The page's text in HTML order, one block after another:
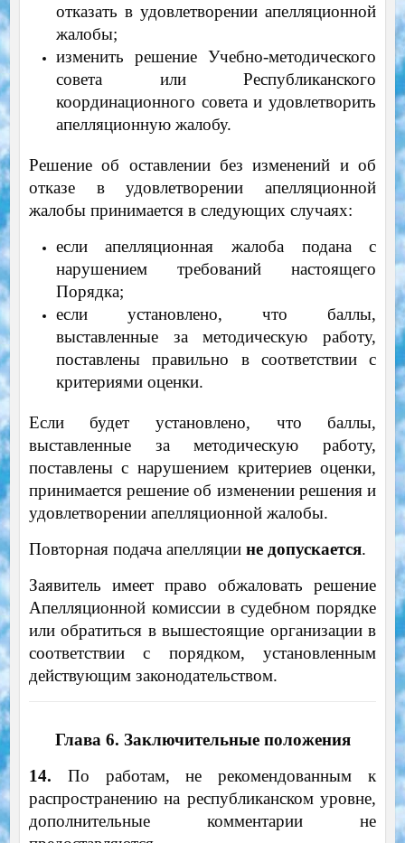
отказать в удовлетворении апелляционной
жалобы;
изменить решение Учебно-методического
совета или Республиканского
координационного совета и удовлетворить
апелляционную жалобу.
Решение об оставлении без изменений и об
отказе в удовлетворении апелляционной
жалобы принимается в следующих случаях:
если апелляционная жалоба подана с
нарушением требований настоящего
Порядка;
если установлено, что баллы,
выставленные за методическую работу,
поставлены правильно в соответствии с
критериями оценки.
Если будет установлено, что баллы,
выставленные за методическую работу,
поставлены с нарушением критериев оценки,
принимается решение об изменении решения и
удовлетворении апелляционной жалобы.
Повторная подача апелляции не допускается.
Заявитель имеет право обжаловать решение
Апелляционной комиссии в судебном порядке
или обратиться в вышестоящие организации в
соответствии с порядком, установленным
действующим законодательством.
Глава 6. Заключительные положения
14. По работам, не рекомендованным к
распространению на республиканском уровне,
дополнительные комментарии не